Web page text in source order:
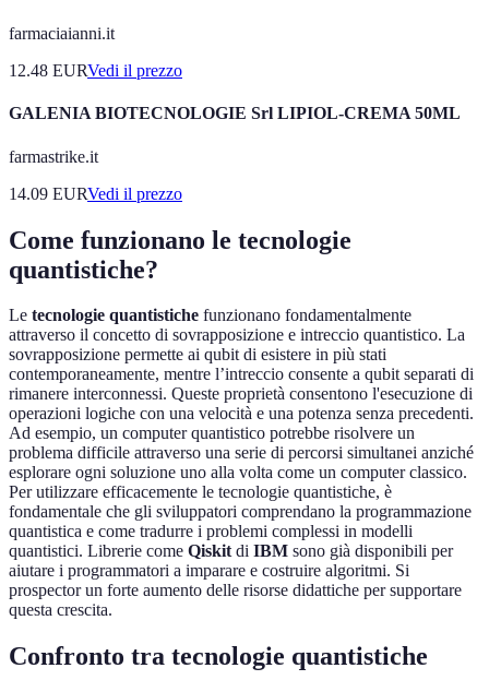
farmaciaianni.it
12.48 EURVedi il prezzo
GALENIA BIOTECNOLOGIE Srl LIPIOL-CREMA 50ML
farmastrike.it
14.09 EURVedi il prezzo
Come funzionano le tecnologie
quantistiche?
Le tecnologie quantistiche funzionano fondamentalmente
attraverso il concetto di sovrapposizione e intreccio quantistico. La
sovrapposizione permette ai qubit di esistere in più stati
contemporaneamente, mentre l’intreccio consente a qubit separati di
rimanere interconnessi. Queste proprietà consentono l'esecuzione di
operazioni logiche con una velocità e una potenza senza precedenti.
Ad esempio, un computer quantistico potrebbe risolvere un
problema difficile attraverso una serie di percorsi simultanei anziché
esplorare ogni soluzione uno alla volta come un computer classico.
Per utilizzare efficacemente le tecnologie quantistiche, è
fondamentale che gli sviluppatori comprendano la programmazione
quantistica e come tradurre i problemi complessi in modelli
quantistici. Librerie come Qiskitdi IBM sono già disponibili per
aiutare i programmatori a imparare e costruire algoritmi. Si
prospector un forte aumento delle risorse didattiche per supportare
questa crescita.
Confronto tra tecnologie quantistiche